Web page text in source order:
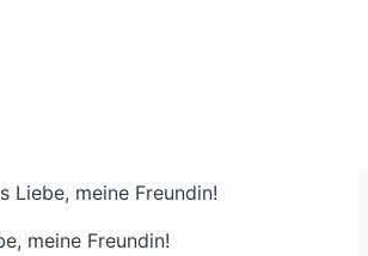
Liebe, meine Freundin!
meine Freundin!